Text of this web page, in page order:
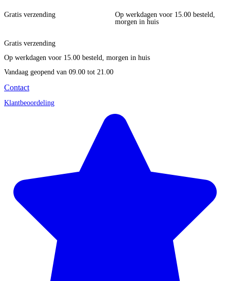
Gratis verzending
Op werkdagen voor 15.00 besteld,
morgen in huis
Gratis verzending
Op werkdagen voor 15.00 besteld, morgen in huis
Vandaag geopend van 09.00 tot 21.00
Contact
Klantbeoordeling